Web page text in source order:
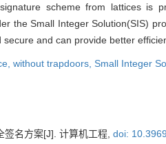
scheme from lattices is
the Small Integer Solution(SIS)
and can provide better
without trapdoors, Small Integer
名方案[J]. 计算机工程, doi: